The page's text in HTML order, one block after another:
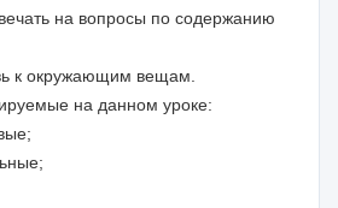
на вопросы по содержанию
к окружающим вещам.
на данном уроке: